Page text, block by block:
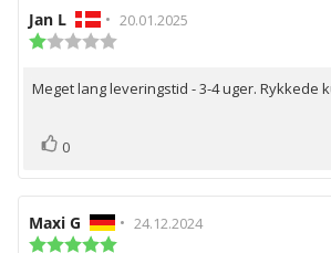
Forfatter
af
Jan L • Bedømmelsesdato:
20.01.2025
af
Tekst
bedømmelsen:
Meget lang leveringstid - 3-4 uger. Rykkede
Stem
op
0
Forfatter
af
Maxi G • Bedømmelsesdato:
24.12.2024